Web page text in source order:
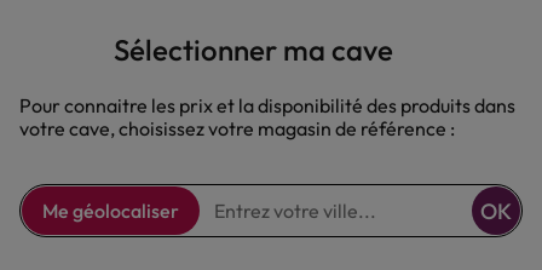
Sélectionner ma cave
Pour connaitre les prix et la disponibilité des produits dans
votre cave, choisissez votre magasin de référence :
Me géolocaliser OK